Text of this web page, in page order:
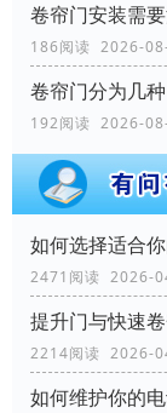
卷帘门安装需
186阅读 2026-
卷帘门分为几种
192阅读 2026-
如何选择适合
2471阅读 2026-
提升门与快速
2214阅读 2026-
如何维护你的